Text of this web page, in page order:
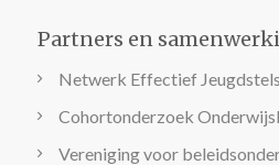
Partners en
Netwerk Effectief
Cohortonderzoek
Vereniging voor